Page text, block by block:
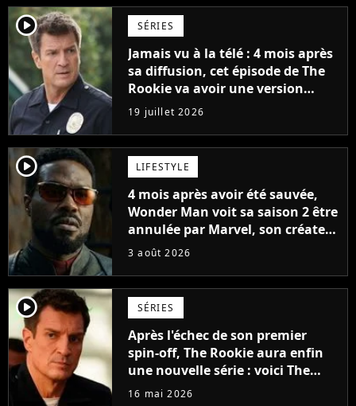
player2 SÉRIES
Jamais vu à la télé : 4 mois après
sa diffusion, cet épisode de The
Rookie va avoir une version
longue en streaming
19 juillet 2026
player2 LIFESTYLE
4 mois après avoir été sauvée,
Wonder Man voit sa saison 2 être
annulée par Marvel, son créateur
sort du silence : "Les contrats
3 août 2026
player2 SÉRIES
Après l'échec de son premier
spin-off, The Rookie aura enfin
une nouvelle série : voici The
Rookie : North
16 mai 2026